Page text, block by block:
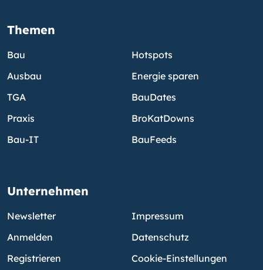
Themen
Bau
Ausbau
TGA
Praxis
Bau-IT
Hotspots
Energie sparen
BauDates
BroKatDowns
BauFeeds
Unternehmen
Newsletter
Anmelden
Registrieren
Impressum
Datenschutz
Cookie-Einstellungen